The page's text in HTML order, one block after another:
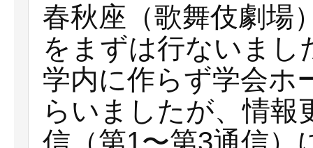
春秋座（歌舞伎劇場
をまずは行ないまし
学内に作らず学会ホ
らいましたが、情
信（第1〜第3通信）